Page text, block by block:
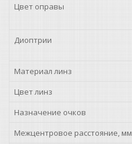
Цвет оправы
Диоптрии
Материал линз
Цвет линз
Назначение очков
Межцентровое расстояние, мм